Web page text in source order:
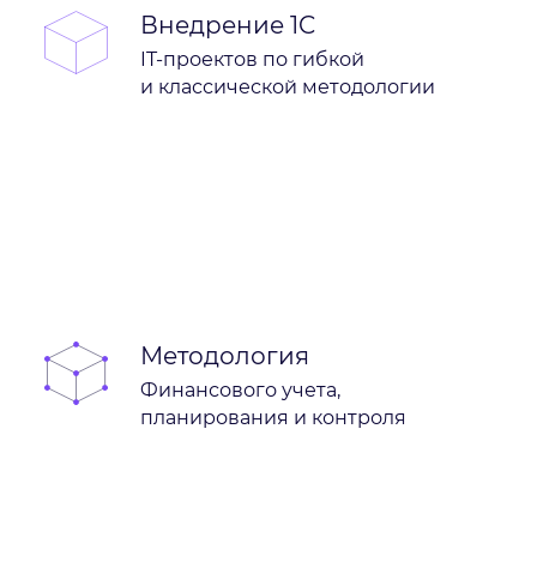
Внедрение 1C
IT-проектов по гибкой
и классической методологии
Методология
Финансового учета,
планирования и контроля